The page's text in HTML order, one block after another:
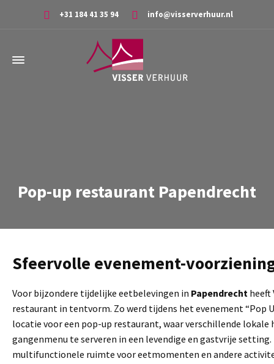
+31 184 41 35 94 info@visserverhuur.nl
Pop-up restaurant Papendrecht
Sfeervolle evenement-
Voor bijzondere tijdelijke eetbelevingen in Papendrecht heeft
restaurant in tentvorm. Zo werd tijdens het evenement
locatie voor een pop-up restaurant, waar verschillende
gangenmenu te serveren in een levendige en gastvrije
multifunctionele ruimte voor eetmomenten en andere